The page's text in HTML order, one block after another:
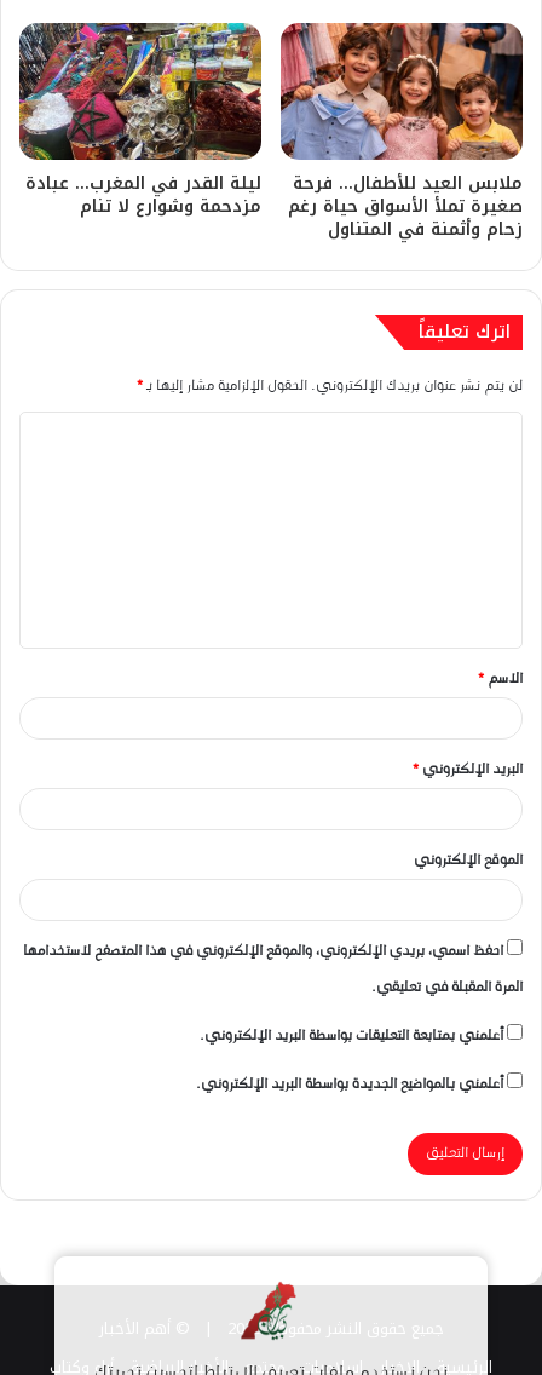
ملابس العيد للأطفال… فرحة
صغيرة تملأ الأسواق حياة رغم
زحام وأثمنة في المتناول
ليلة القدر في المغرب… عبادة
مزدحمة وشوارع لا تنام
اترك تعليقاً
لن يتم نشر عنوان بريدك الإلكتروني. الحقول الإلزامية مشار إليها بـ*
ق
*
الاسم *
البريد الإلكتروني *
الموقع الإلكتروني
احفظ اسمي، بريدي الإلكتروني، والموقع الإلكتروني في هذا المتصفح لاستخدامها
المرة المقبلة في تعليقي.
أعلمني بمتابعة التعليقات بواسطة البريد الإلكتروني.
أعلمني بالمواضيع الجديدة بواسطة البريد الإلكتروني.
جميع حقوق النشر محفوظة 2026 |
الرئيسية
الاخبار اسلاميات مجتمع الأخبار الرياضية أراء وكتاب